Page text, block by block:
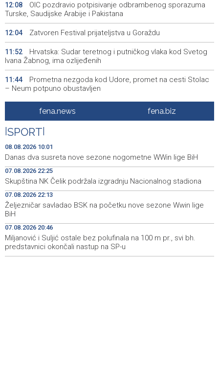
12:08
OIC pozdravio potpisivanje odbrambenog sporazuma
Turske, Saudijske Arabije i Pakistana
12:04 Zatvoren Festival prijateljstva u Goraždu
11:52
Hrvatska: Sudar teretnog i putničkog vlaka kod Svetog
Ivana Žabnog, ima ozlijeđenih
11:44
Prometna nezgoda kod Udore, promet na cesti Stolac
– Neum potpuno obustavljen
'ELVIS, moj komšija' najbolji muzički dokumentarni film na
City film festu u Niškoj Banji
11:16
Zračna luka Split rekordna u Hrvatskoj sa 770 tisuća
putnika u srpnju
Svečani doček Zelenskog u Beogradu, u fokusu
razgovora odnosi Srbije i Ukrajine
10:54
U ŽZH brojne vatrogasne intervencije, najveći požar u
Kongori
10:35
infuzija za organizam tokom vrućina
10:08
Obustavljen saobraćaj na magistralnoj cesti Stolac-
Neum, kod mjesta Udora, zbog nezgode
fena.news fena.biz
SPORT
08.08.2026 10:01
Danas dva susreta nove sezone nogometne WWin lige BiH
07.08.2026 22:25
Skupština NK Čelik podržala izgradnju Nacionalnog stadiona
07.08.2026 22:13
Željezničar savladao BSK na početku nove sezone Wwin lige
BiH
07.08.2026 20:46
Miljanović i Suljić ostale bez polufinala na 100 m pr., svi bh.
predstavnici okončali nastup na SP-u